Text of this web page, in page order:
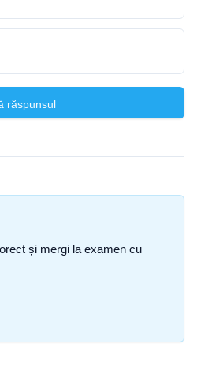
răspunsul
și mergi la examen cu